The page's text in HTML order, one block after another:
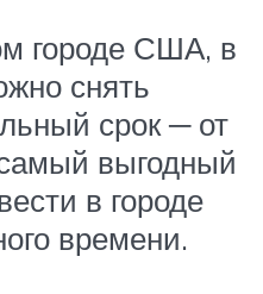
городе США, в
снять
срок ─ от
выгодный
в городе
времени.